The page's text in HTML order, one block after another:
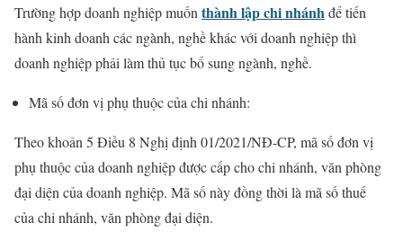
Trường hợp doanh nghiệp muốn thành lập chi nhánhđể tiến
hành kinh doanh các ngành, nghề khác với doanh nghiệp thì
doanh nghiệp phải làm thủ tục bổ sung ngành, nghề.
Mã số đơn vị phụ thuộc của chi nhánh:
Theo khoản 5 Điều 8 Nghị định 01/2021/NĐ-CP, mã số đơn vị
phụ thuộc của doanh nghiệp được cấp cho chi nhánh, văn phòng
đại diện của doanh nghiệp. Mã số này đồng thời là mã số thuế
của chi nhánh, văn phòng đại diện.